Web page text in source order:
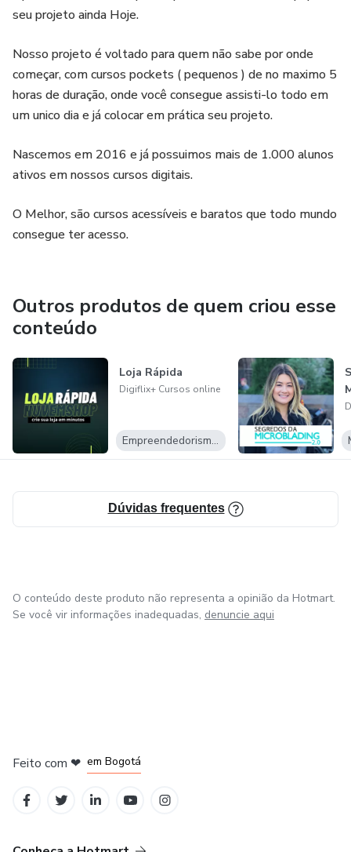
seu projeto ainda Hoje.
Nosso projeto é voltado para quem não sabe por onde
começar, com cursos pockets ( pequenos ) de no maximo 5
horas de duração, onde você consegue assisti-lo todo em
um unico dia e já colocar em prática seu projeto.
Nascemos em 2016 e já possuimos mais de 1.000 alunos
ativos em nossos cursos digitais.
O Melhor, são cursos acessíveis e baratos que todo mundo
consegue ter acesso.
Outros produtos de quem criou esse
conteúdo
Loja Rápida
Digiflix+ Cursos online
Empreendedorismo Digital
Dúvidas frequentes
O conteúdo deste produto não representa a opinião da Hotmart.
Se você vir informações inadequadas, denuncie aqui
Feito com ❤ em Bogotá